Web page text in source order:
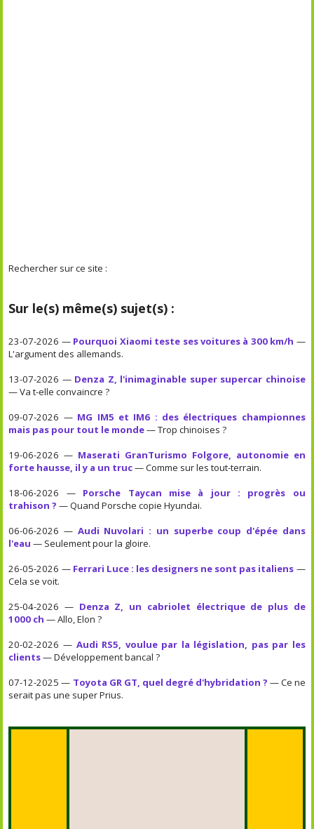
Rechercher sur ce site :
Sur le(s) même(s) sujet(s) :
23-07-2026 — Pourquoi Xiaomi teste ses voitures à 300 km/h —
L'argument des allemands.
13-07-2026 — Denza Z, l'inimaginable super supercar chinoise
— Va t-elle convaincre ?
09-07-2026 — MG IM5 et IM6 : des électriques championnes
mais pas pour tout le monde— Trop chinoises ?
19-06-2026 — Maserati GranTurismo Folgore, autonomie en
forte hausse, il y a un truc— Comme sur les tout-terrain.
18-06-2026 — Porsche Taycan mise à jour : progrès ou
trahison ? — Quand Porsche copie Hyundai.
06-06-2026 — Audi Nuvolari : un superbe coup d'épée dans
l'eau — Seulement pour la gloire.
26-05-2026 — Ferrari Luce : les designers ne sont pas italiens —
Cela se voit.
25-04-2026 — Denza Z, un cabriolet électrique de plus de
1000 ch — Allo, Elon ?
20-02-2026 — Audi RS5, voulue par la législation, pas par les
clients— Développement bancal ?
07-12-2025 — Toyota GR GT, quel degré d'hybridation ? — Ce ne
serait pas une super Prius.